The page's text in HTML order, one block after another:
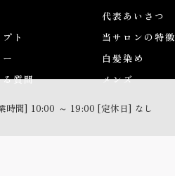
時間] 10:00 ～ 19:00 [定休日] なし
ト
る質問
代表あいさつ
当サロンの特徴
白髪染め
メンズ